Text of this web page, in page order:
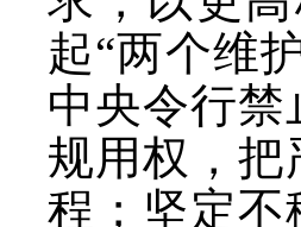
起“两个维
中央令行
规用权，
程；坚定不